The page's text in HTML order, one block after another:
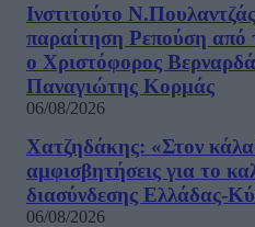
Ινστιτούτο
παραίτηση Ρεπούση
ο Χριστόφορος
Παναγιώτης Κορμάς
06/08/2026
Χατζηδάκης: «Στον
αμφισβητήσεις για το
διασύνδεσης Ελλάδας-
06/08/2026